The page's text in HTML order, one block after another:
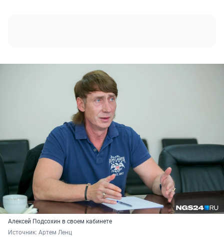
Алексей Подсохин в своем кабинете
Источник: Артем Ленц